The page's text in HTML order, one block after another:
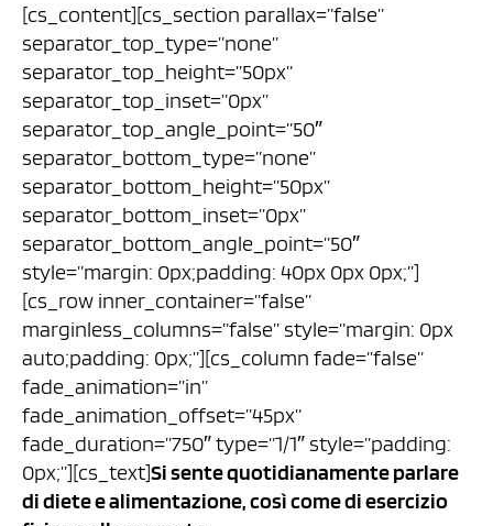
[cs_content][cs_section parallax=”false”
separator_top_type=”none”
separator_top_height=”50px”
separator_top_inset=”0px”
separator_top_angle_point=”50″
separator_bottom_type=”none”
separator_bottom_height=”50px”
separator_bottom_inset=”0px”
separator_bottom_angle_point=”50″
style=”margin: 0px;padding: 40px 0px 0px;”]
[cs_row inner_container=”false”
marginless_columns=”false” style=”margin: 0px
auto;padding: 0px;”][cs_column fade=”false”
fade_animation=”in”
fade_animation_offset=”45px”
fade_duration=”750″ type=”1/1″ style=”padding:
0px;”][cs_text]Si sente quotidianamente parlare
di diete e alimentazione, così come di esercizio